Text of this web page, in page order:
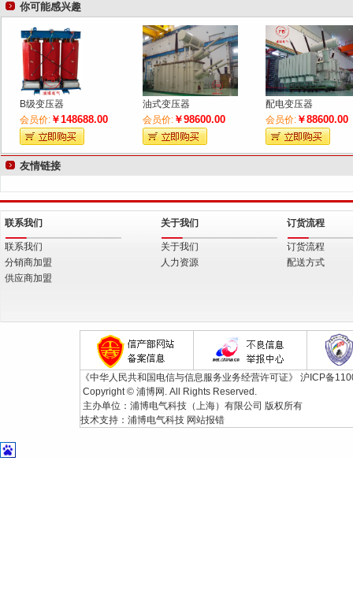
你可能感兴趣
B级变压器
会员价: ￥148688.00
油式变压器
会员价: ￥98600.00
配电变压器
会员价: ￥88600.00
友情链接
联系我们
联系我们
分销商加盟
供应商加盟
关于我们
关于我们
人力资源
订货流程
订货流程
配送方式
《中华人民共和国电信与信息服务业务经营许可证》 沪ICP备
Copyright © 浦博网. All Rights Reserved.
主办单位：浦博电气科技（上海）有限公司 版权所有
技术支持： 浦博电气科技 网站报错